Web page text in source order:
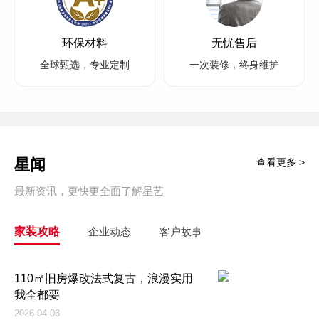
环保材料
全球甄选，专业定制
无忧售后
一次装修，终身维护
星闻
最新资讯，更快更全面了解星艺
查看更多 >
家装攻略 企业动态 客户故事
110㎡旧房爆改法式复古，浪漫实用
我全都要
2026-04-03